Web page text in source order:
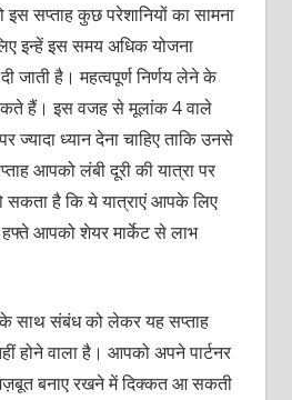
सप्‍ताह कुछ परेशानियों का सामना
इन्‍हें इस समय अधिक योजना
जाती है। महत्‍वपूर्ण निर्णय लेने के
हैं। इस वजह से मूलांक 4 वाले
ज्‍यादा ध्‍यान देना चाहिए ताकि उनसे
आपको लंबी दूरी की यात्रा पर
सकता है कि ये यात्राएं आपके लिए
आपको शेयर मार्केट से लाभ
साथ संबंध को लेकर यह सप्‍ताह
होने वाला है। आपको अपने पार्टनर
बनाए रखने में दिक्‍कत आ सकती